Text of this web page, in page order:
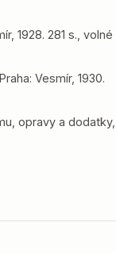
1928. 281 s., volné
Vesmír, 1930.
opravy a dodatky,